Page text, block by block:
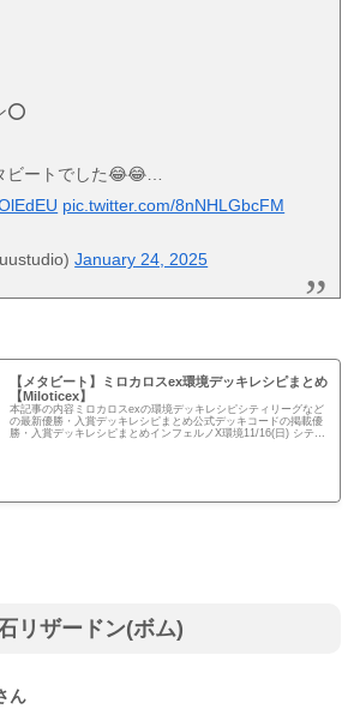
⭕️
ビートでした😂😂…
pic.twitter.com/8nNHLGbcFM
January 24, 2025
【メタビート】ミロカロスex環境デッキレシピまとめ
【Miloticex】
本記事の内容ミロカロスexの環境デッキレシピシティリーグなど
の最新優勝・入賞デッキレシピまとめ公式デッキコードの掲載優
勝・入賞デッキレシピまとめインフェルノX環境11/16(日) シティ
リザードン(ボム)
ん